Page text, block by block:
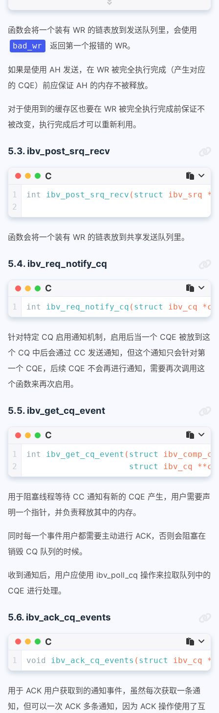
15
16
17
18
20
21
22
23
25
27
}
}
struct
函数会将一个装有 WR 的链表放到发送队列里，会使用
bad_wr 返回第一个报错的 WR。
如果是使用 AH 发送，在 WR 被完全执行完成（产生对应
的 CQE）前应保证 AH 的内存不被释放。
对于使用到的缓存区也要在 WR 被完全执行完成前保证不
被改变，执行完成后才可以重新利用。
5.3. ibv_post_srq_recv
C
1
2
int ibv_post_srq_recv ( struct ibv_srq
函数会将一个装有 WR 的链表放到共享发送队列里。
5.4. ibv_req_notify_cq
C
1 int ibv_req_notify_cq ( struct ibv_cq
针对特定 CQ 启用通知机制，启用后当一个 CQE 被放到这
个 CQ 中后会通过 CC 发送通知，但这个通知只会针对第
一个 CQE，后续 CQE 不会再进行通知，需要再次调用这
个函数来再次启用。
5.5. ibv_get_cq_event
C
1
2
int ibv_get_cq_event ( struct
struct
ibv_cq
用于阻塞线程等待 CC 通知有新的 CQE 产生，用户需要声
明一个指针，并负责释放其中的内存。
同时每一个事件用户都需要主动进行 ACK，否则会阻塞在
销毁 CQ 队列的时候。
收到通知后，用户应使用 ibv_poll_cq 操作来拉取队列中的
CQE 进行处理。
5.6. ibv_ack_cq_events
C
1 void ibv_ack_cq_events ( struct ibv_cq
用于 ACK 用户获取到的通知事件，虽然每次获取一条通
知，但可以一次 ACK 多条通知，因为 ACK 操作使用了互